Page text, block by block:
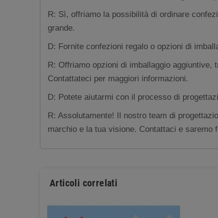
R: Sì, offriamo la possibilità di ordinare
grande.
D: Fornite confezioni regalo o opzioni di
R: Offriamo opzioni di imballaggio
Contattateci per maggiori informazioni.
D: Potete aiutarmi con il processo di
R: Assolutamente! Il nostro team di
marchio e la tua visione. Contattaci e saremo
Articoli correlati